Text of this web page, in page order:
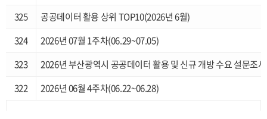
325
공공데이터 활용 상위 TOP10(2026년 6월)
324
2026년 07월 1주차(06.29~07.05)
323
2026년 부산광역시 공공데이터 활용 및 신규 개방 수요 설문조사
322
2026년 06월 4주차(06.22~06.28)